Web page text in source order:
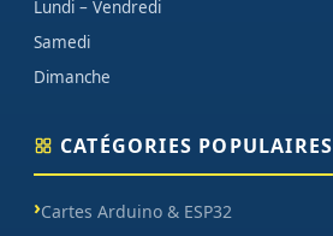
Lundi – Vendredi
Samedi
Dimanche
CATÉGORIES POPULAIRES
Cartes Arduino & ESP32